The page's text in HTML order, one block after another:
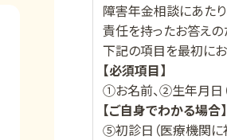
障害年金相談にあたり
責任を持ったお答え
下記の項目を最初にお
【必須項目】
①お名前、②生年月日
【ご自身でわかる場合】
⑤初診日（医療機関に